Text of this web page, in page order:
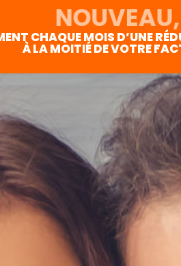
NOUVEAU,
CHAQUE MOIS D’UNE
À LA MOITIÉ DE VOTRE